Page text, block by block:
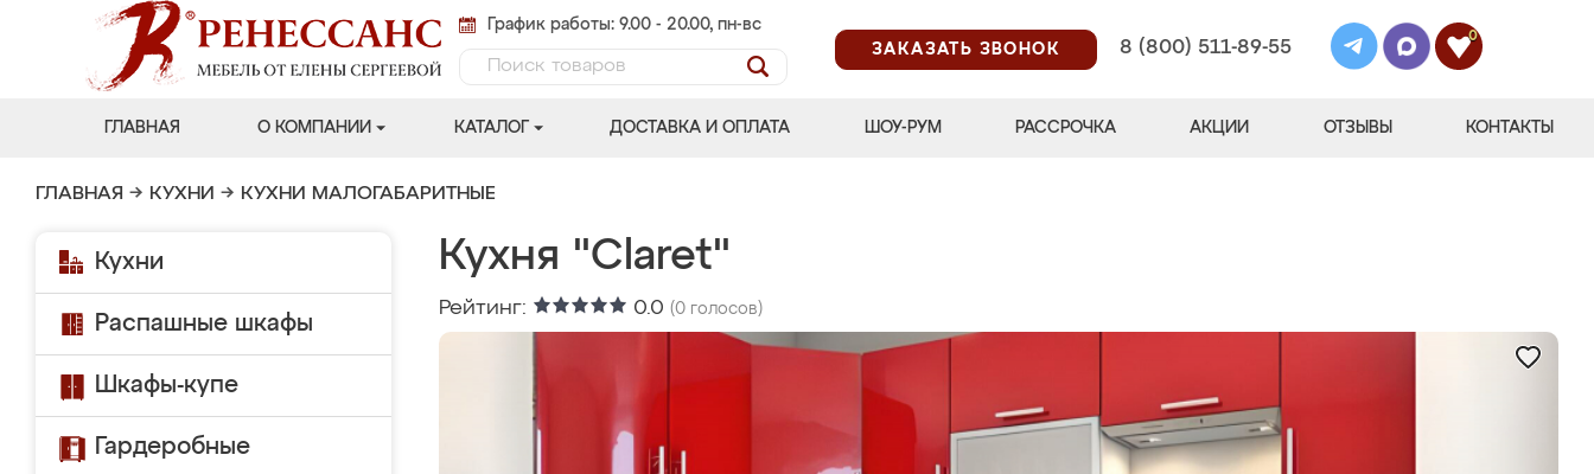
График работы: 9.00 - 20.00, пн-вс
ЗАКАЗАТЬ ЗВОНОК
8 (800) 511-89-55
0
ГЛАВНАЯ О КОМПАНИИ КАТАЛОГ ДОСТАВКА И ОПЛАТА ШОУ-РУМ РАССРОЧКА АКЦИИ ОТЗЫВЫ КОНТАКТЫ
ГЛАВНАЯ → КУХНИ → КУХНИ МАЛОГАБАРИТНЫЕ
Кухни
Распашные шкафы
Шкафы-купе
Гардеробные
Кухня "Claret"
Рейтинг: 0.0 (0 голосов)